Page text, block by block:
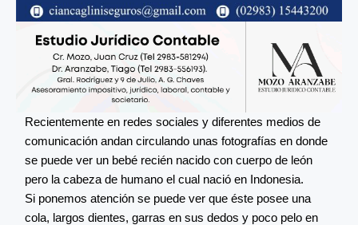
Recientemente en redes sociales y diferentes medios de
comunicación andan circulando unas fotografías en donde
se puede ver un bebé recién nacido con cuerpo de león
pero la cabeza de humano el cual nació en Indonesia.
Si ponemos atención se puede ver que éste posee una
cola, largos dientes, garras en sus dedos y poco pelo en